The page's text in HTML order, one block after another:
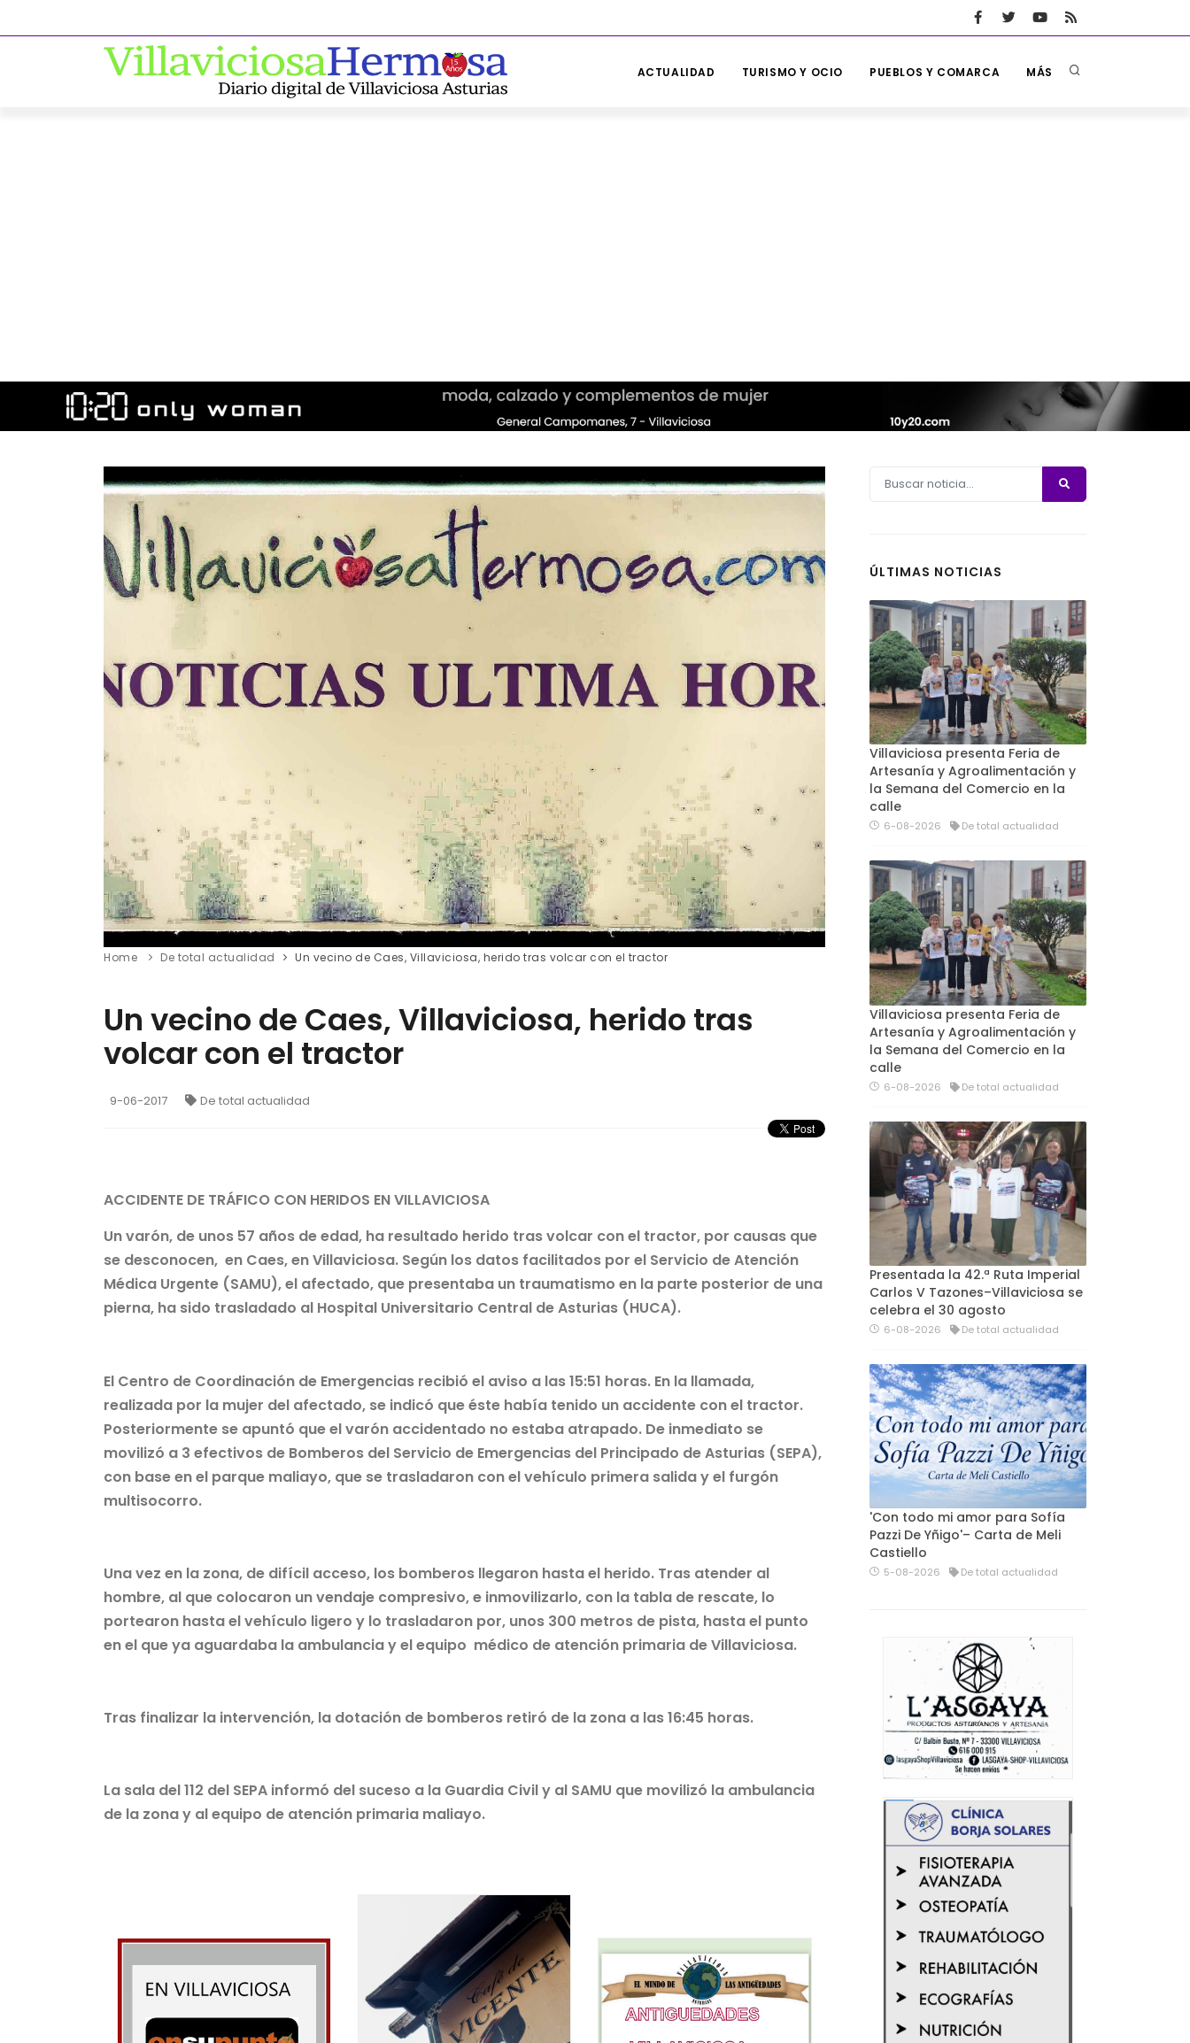
ACTUALIDAD TURISMO Y OCIO PUEBLOS Y COMARCA MÁS
Home De total actualidad Un vecino de Caes, Villaviciosa, herido tras volcar con el tractor
Un vecino de Caes, Villaviciosa, herido tras
volcar con el tractor
9-06-2017 De total actualidad
ACCIDENTE DE TRÁFICO CON HERIDOS EN VILLAVICIOSA
Un varón, de unos 57 años de edad, ha resultado herido tras volcar con el tractor, por causas que
se desconocen, en Caes, en Villaviciosa. Según los datos facilitados por el Servicio de Atención
Médica Urgente (SAMU), el afectado, que presentaba un traumatismo en la parte posterior de una
pierna, ha sido trasladado al Hospital Universitario Central de Asturias (HUCA).
El Centro de Coordinación de Emergencias recibió el aviso a las 15:51 horas. En la llamada,
realizada por la mujer del afectado, se indicó que éste había tenido un accidente con el tractor.
Posteriormente se apuntó que el varón accidentado no estaba atrapado. De inmediato se
movilizó a 3 efectivos de Bomberos del Servicio de Emergencias del Principado de Asturias (SEPA),
con base en el parque maliayo, que se trasladaron con el vehículo primera salida y el furgón
multisocorro.
Una vez en la zona, de difícil acceso, los bomberos llegaron hasta el herido. Tras atender al
hombre, al que colocaron un vendaje compresivo, e inmovilizarlo, con la tabla de rescate, lo
portearon hasta el vehículo ligero y lo trasladaron por, unos 300 metros de pista, hasta el punto
en el que ya aguardaba la ambulancia y el equipo médico de atención primaria de Villaviciosa.
Tras finalizar la intervención, la dotación de bomberos retiró de la zona a las 16:45 horas.
La sala del 112 del SEPA informó del suceso a la Guardia Civil y al SAMU que movilizó la ambulancia
de la zona y al equipo de atención primaria maliayo.
ÚLTIMAS NOTICIAS
Villaviciosa presenta Feria de
Artesanía y Agroalimentación y
la Semana del Comercio en la
calle
6-08-2026 De total actualidad
Villaviciosa presenta Feria de
Artesanía y Agroalimentación y
la Semana del Comercio en la
calle
6-08-2026 De total actualidad
Presentada la 42.ª Ruta Imperial
Carlos V Tazones–Villaviciosa se
celebra el 30 agosto
6-08-2026 De total actualidad
'Con todo mi amor para Sofía
Pazzi De Yñigo'– Carta de Meli
Castiello
5-08-2026 De total actualidad